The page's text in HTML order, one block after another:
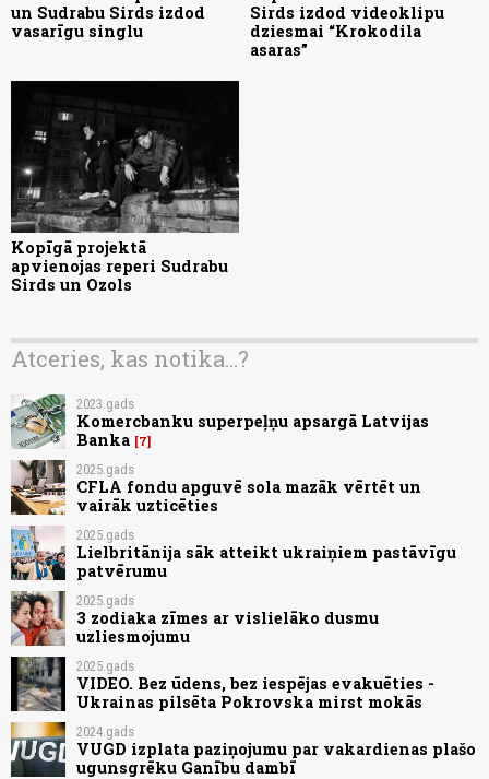
un Sudrabu Sirds izdod
vasarīgu singlu
Sirds izdod videoklipu
dziesmai “Krokodila
asaras”
Kopīgā projektā
apvienojas reperi Sudrabu
Sirds un Ozols
Atceries, kas notika...?
2023.gads
Komercbanku superpeļņu apsargā Latvijas
Banka 7
2025.gads
CFLA fondu apguvē sola mazāk vērtēt un
vairāk uzticēties
2025.gads
Lielbritānija sāk atteikt ukraiņiem pastāvīgu
patvērumu
2025.gads
3 zodiaka zīmes ar vislielāko dusmu
uzliesmojumu
2025.gads
VIDEO. Bez ūdens, bez iespējas evakuēties -
Ukrainas pilsēta Pokrovska mirst mokās
2024.gads
VUGD izplata paziņojumu par vakardienas plašo
ugunsgrēku Ganību dambī